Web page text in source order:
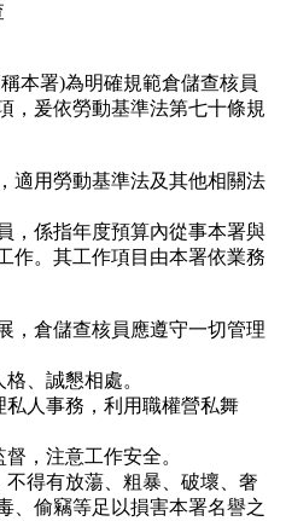
本署)為明確規範倉儲查核員
，爰依勞動基準法第七十條規
適用勞動基準法及其他相關法
，係指年度預算內從事本署與
作。其工作項目由本署依業務
，倉儲查核員應遵守一切管理
、誠懇相處。
人事務，利用職權營私舞
，注意工作安全。
得有放蕩、粗暴、破壞、奢
、偷竊等足以損害本署名譽之